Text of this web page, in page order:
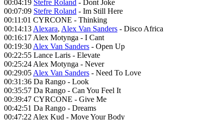
00:04:19 Stefre Roland - Dont Joke
00:07:09 Stefre Roland - Im Still Here
00:11:01 CYRCONE - Thinking
00:14:13 Alexara, Alex Van Sanders - Disco Africa
00:16:17 Alex Motynga - I Cant
00:19:30 Alex Van Sanders - Open Up
00:22:55 Lance Laris - Elevate
00:25:24 Alex Motynga - Never
00:29:05 Alex Van Sanders - Need To Love
00:31:36 Da Rango - Look
00:35:57 Da Rango - Can You Feel It
00:39:47 CYRCONE - Give Me
00:42:51 Da Rango - Dreams
00:47:22 Alex Kud - Move Your Body